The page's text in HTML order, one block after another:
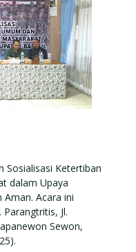
Sosialisasi Ketertiban
dalam Upaya
Acara ini
Jl.
Sewon,